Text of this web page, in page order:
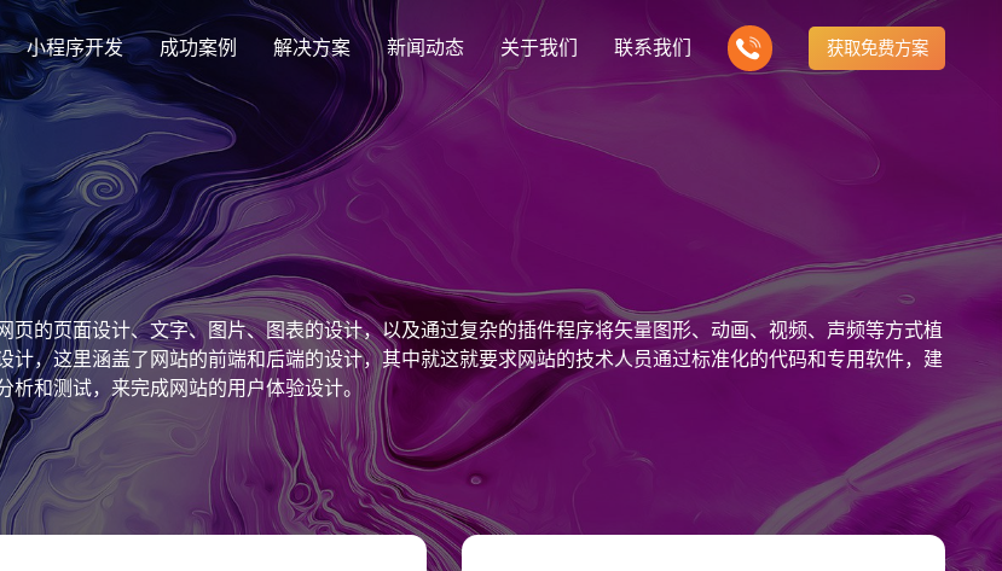
创意品牌型网站建设
企业品牌高端网站设计
企业营销型网站建设
响应式网站建设
适应各个终端设备网站
网站建设定制改版
定制化网站建设改版方案
购物商城系统开发
零售在线电子商务网站
手机微信网站建设
小程序开发 成功案例
集团上市网站
集团大企上市公司
行业门户网站
行业门户网站平台开发
外贸出口网站
外贸进出口网站开发
企业品牌官网
创意品牌型网站建设 营销型网站建力企业公信力
解决方案
解决方案
定制化视觉设计与互动策划方案
芯片半导体网站建设解决方
案
新能源行业网站建设解决方
案
政府网站建设解决方案
购物商城网站建设解决方案 品牌形象网站建设解决方案
门户网站建设解决方案 营销型网站建设解决方案 企业网站建设解决方案
多样化产品总有一个满足你的需求
新闻动态
最新签约
Latest signing
建站知识
Website building knowledge
行业新闻
Industry information
网站设计
Website Design
关于我们
公司介绍
致力于互联网品牌建设
公司团队
我们的团队协作精神
发展历程
一路走来感谢您的陪伴
联系我们 获取免费方案
的页面设计、文字、图片、图表的设计，以及通过复杂的插件程序将矢量图形、动画、视频、声频等方式植
，这里涵盖了网站的前端和后端的设计，其中就这就要求网站的技术人员通过标准化的代码和专用软件，建
和测试，来完成网站的用户体验设计。